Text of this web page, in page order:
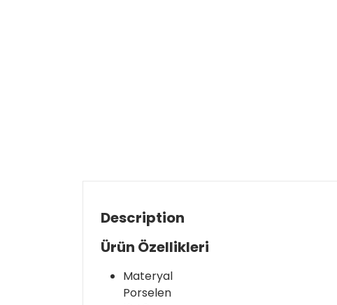
Description
Ürün Özellikleri
Materyal
Porselen